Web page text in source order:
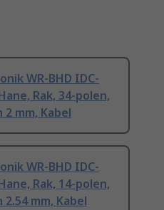
WR-BHD IDC-
Rak, 34-polen,
2 mm, Kabel
WR-BHD IDC-
Rak, 14-polen,
2.54 mm, Kabel